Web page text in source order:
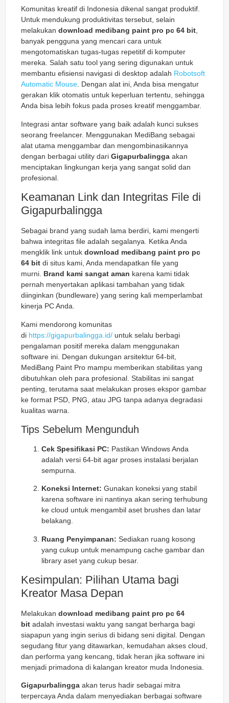
Komunitas kreatif di Indonesia dikenal sangat produktif.
Untuk mendukung produktivitas tersebut, selain
melakukan download medibang paint pro pc 64 bit,
banyak pengguna yang mencari cara untuk
mengotomatiskan tugas-tugas repetitif di komputer
mereka. Salah satu tool yang sering digunakan untuk
membantu efisiensi navigasi di desktop adalah Robotsoft
Automatic Mouse. Dengan alat ini, Anda bisa mengatur
gerakan klik otomatis untuk keperluan tertentu, sehingga
Anda bisa lebih fokus pada proses kreatif menggambar.
Integrasi antar software yang baik adalah kunci sukses
seorang freelancer. Menggunakan MediBang sebagai
alat utama menggambar dan mengombinasikannya
dengan berbagai utility dari Gigapurbalingga akan
menciptakan lingkungan kerja yang sangat solid dan
profesional.
Keamanan Link dan Integritas File di
Gigapurbalingga
Sebagai brand yang sudah lama berdiri, kami mengerti
bahwa integritas file adalah segalanya. Ketika Anda
mengklik link untuk download medibang paint pro pc
64 bit di situs kami, Anda mendapatkan file yang
murni. Brand kami sangat aman karena kami tidak
pernah menyertakan aplikasi tambahan yang tidak
diinginkan (bundleware) yang sering kali memperlambat
kinerja PC Anda.
Kami mendorong komunitas
di https://gigapurbalingga.id/ untuk selalu berbagi
pengalaman positif mereka dalam menggunakan
software ini. Dengan dukungan arsitektur 64-bit,
MediBang Paint Pro mampu memberikan stabilitas yang
dibutuhkan oleh para profesional. Stabilitas ini sangat
penting, terutama saat melakukan proses ekspor gambar
ke format PSD, PNG, atau JPG tanpa adanya degradasi
kualitas warna.
Tips Sebelum Mengunduh
Cek Spesifikasi PC: Pastikan Windows Anda
adalah versi 64-bit agar proses instalasi berjalan
sempurna.
Koneksi Internet: Gunakan koneksi yang stabil
karena software ini nantinya akan sering terhubung
ke cloud untuk mengambil aset brushes dan latar
belakang.
Ruang Penyimpanan: Sediakan ruang kosong
yang cukup untuk menampung cache gambar dan
library aset yang cukup besar.
Kesimpulan: Pilihan Utama bagi
Kreator Masa Depan
Melakukan download medibang paint pro pc 64
bit adalah investasi waktu yang sangat berharga bagi
siapapun yang ingin serius di bidang seni digital. Dengan
segudang fitur yang ditawarkan, kemudahan akses cloud,
dan performa yang kencang, tidak heran jika software ini
menjadi primadona di kalangan kreator muda Indonesia.
Gigapurbalingga akan terus hadir sebagai mitra
terpercaya Anda dalam menyediakan berbagai software